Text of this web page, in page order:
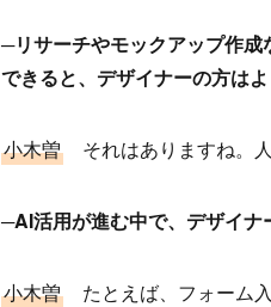
─リサーチやモックアップ作
できると、デザイナーの方は
小木曽 それはありますね。
─AI活用が進む中で、デザイナ
小木曽 たとえば、フォーム